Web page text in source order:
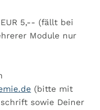
5,-- (fällt bei
Module nur
(bitte mit
sowie Deiner